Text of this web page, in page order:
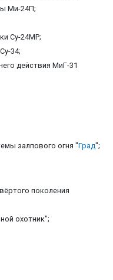
Ми-24П;
Су-24МР;
34;
действия МиГ-31
залпового огня "Град";
поколения
охотник";